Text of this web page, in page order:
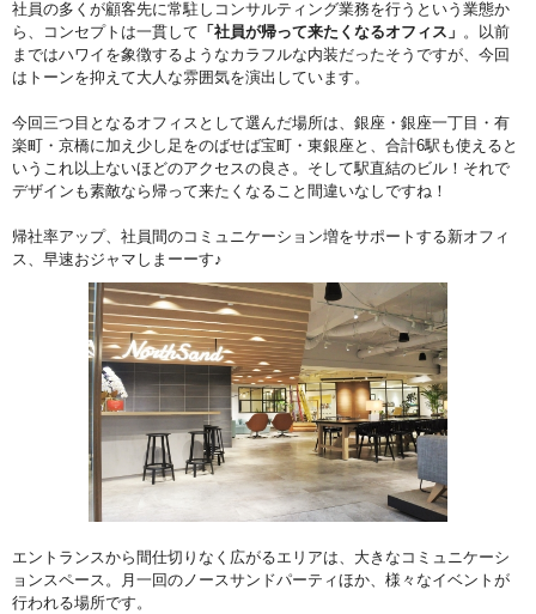
社員の多くが顧客先に常駐しコンサルティング業務を行うという業態か
ら、コンセプトは一貫して 「社員が帰って来たくなるオフィス」 。以前
まではハワイを象徴するようなカラフルな内装だったそうですが、今回
はトーンを抑えて大人な雰囲気を演出しています。
今回三つ目となるオフィスとして選んだ場所は、銀座・銀座一丁目・有
楽町・京橋に加え少し足をのばせば宝町・東銀座と、合計6駅も使えると
いうこれ以上ないほどのアクセスの良さ。そして駅直結のビル！それで
デザインも素敵なら帰って来たくなること間違いなしですね！
帰社率アップ、社員間のコミュニケーション増をサポートする新オフィ
ス、早速おジャマしまーーす♪
エントランスから間仕切りなく広がるエリアは、大きなコミュニケーシ
ョンスペース。月一回のノースサンドパーティほか、様々なイベントが
行われる場所です。